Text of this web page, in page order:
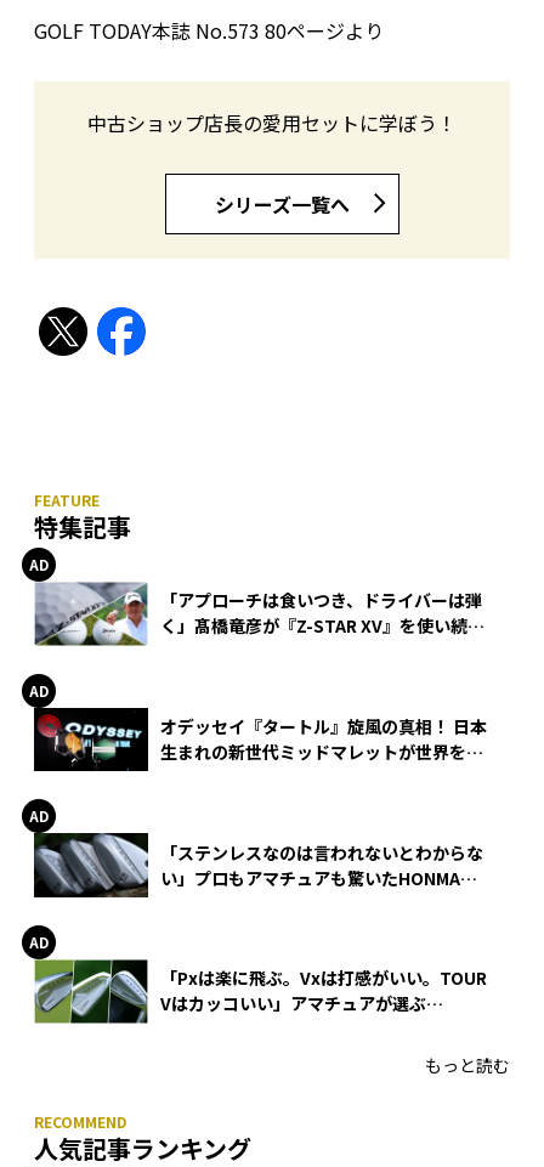
GOLF TODAY本誌 No.573 80ページより
中古ショップ店長の愛用セットに学ぼう！
シリーズ一覧へ
特集記事
「アプローチは食いつき、ドライバーは弾
く」髙橋竜彦が『Z-STAR XV』を使い続け
オデッセイ『タートル』旋風の真相！ 日本
生まれの新世代ミッドマレットが世界を席
「ステンレスなのは言われないとわからな
い」プロもアマチュアも驚いたHONMA
「Pxは楽に飛ぶ。Vxは打感がいい。TOUR
Vはカッコいい」アマチュアが選ぶ
もっと読む
人気記事ランキング